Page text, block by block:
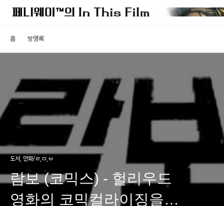
홈 방명록
도서, 만화/ㄹ,ㅁ,ㅂ
람보 (코믹스) - 헐리우드
영화의 코믹컬라이징을